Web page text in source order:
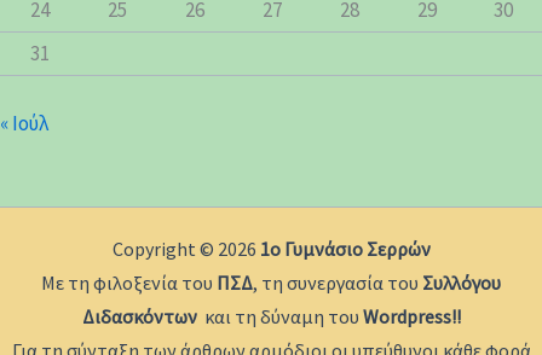
24
25 26 27 28 29
30
31
« Ιούλ
Copyright © 2026 1ο Γυμνάσιο Σερρών
Με τη φιλοξενία του ΠΣΔ, τη συνεργασία του Συλλόγου
Διδασκόντωνκαι τη δύναμη του Wordpress!!
Για τη σύνταξη των άρθρων αρμόδιοι οι υπεύθυνοι κάθε φορά